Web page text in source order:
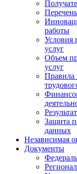
работы
Условия
услуг
Объем
услуг
Правила
Защита
данных
Независимая
Документы